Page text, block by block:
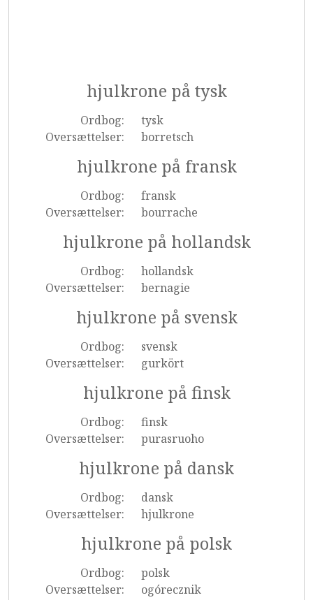
hjulkrone på tysk
Ordbog:
tysk
Oversættelser:
borretsch
hjulkrone på fransk
Ordbog:
fransk
Oversættelser:
bourrache
hjulkrone på hollandsk
Ordbog:
hollandsk
Oversættelser:
bernagie
hjulkrone på svensk
Ordbog:
svensk
Oversættelser:
gurkört
hjulkrone på finsk
Ordbog:
finsk
Oversættelser:
purasruoho
hjulkrone på dansk
Ordbog:
dansk
Oversættelser:
hjulkrone
hjulkrone på polsk
Ordbog:
polsk
Oversættelser:
ogórecznik